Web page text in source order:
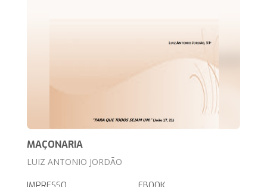
MAÇONARIA
LUIZ ANTONIO JORDÃO